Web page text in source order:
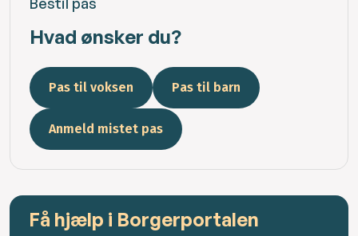
Hvad ønsker du?
Pas til voksen Pas til barn
Anmeld mistet pas
Få hjælp i Borgerportalen